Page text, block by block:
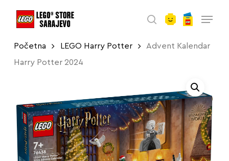
search
Početna LEGO Harry Potter Advent Kalendar
Harry Potter 2024